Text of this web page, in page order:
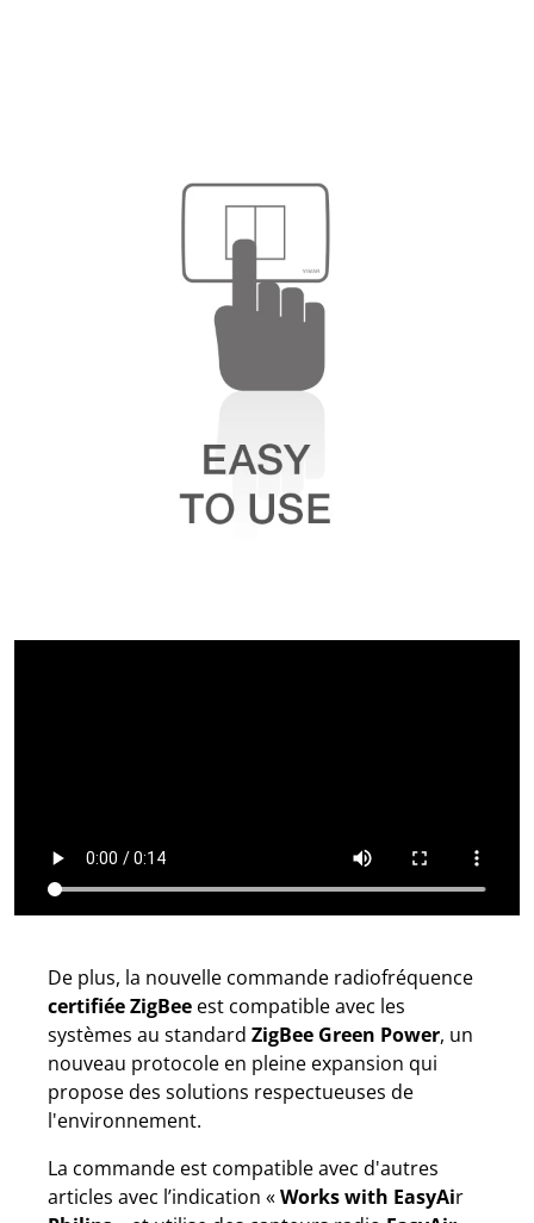
De plus, la nouvelle commande radiofréquence
certifiée ZigBee est compatible avec les
systèmes au standard ZigBee Green Power, un
nouveau protocole en pleine expansion qui
propose des solutions respectueuses de
l'environnement.
La commande est compatible avec d'autres
articles avec l’indication «Works with EasyAir